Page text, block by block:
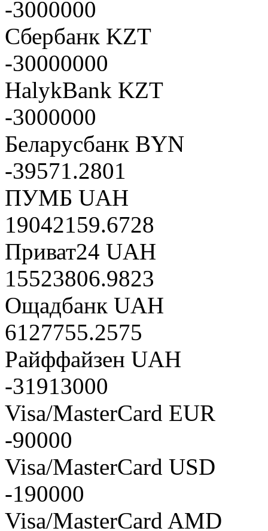
-3000000
Сбербанк KZT
-30000000
HalykBank KZT
-3000000
Беларусбанк BYN
-39571.2801
ПУМБ UAH
19042159.6728
Приват24 UAH
15523806.9823
Ощадбанк UAH
6127755.2575
Райффайзен UAH
-31913000
Visa/MasterCard EUR
-90000
Visa/MasterCard USD
-190000
Visa/MasterCard AMD